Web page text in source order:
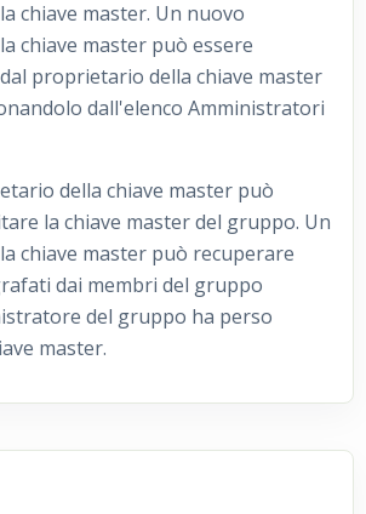
chiave master. Un nuovo
chiave master può essere
proprietario della chiave master
dall'elenco Amministratori
della chiave master può
la chiave master del gruppo. Un
chiave master può recuperare
dai membri del gruppo
del gruppo ha perso
master.